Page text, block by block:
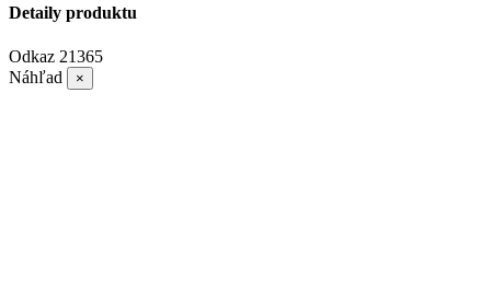
Detaily produktu
Odkaz 21365
Náhľad
×